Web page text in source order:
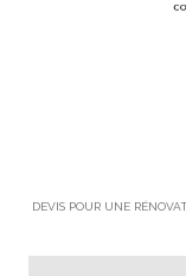
DEVIS POUR UNE